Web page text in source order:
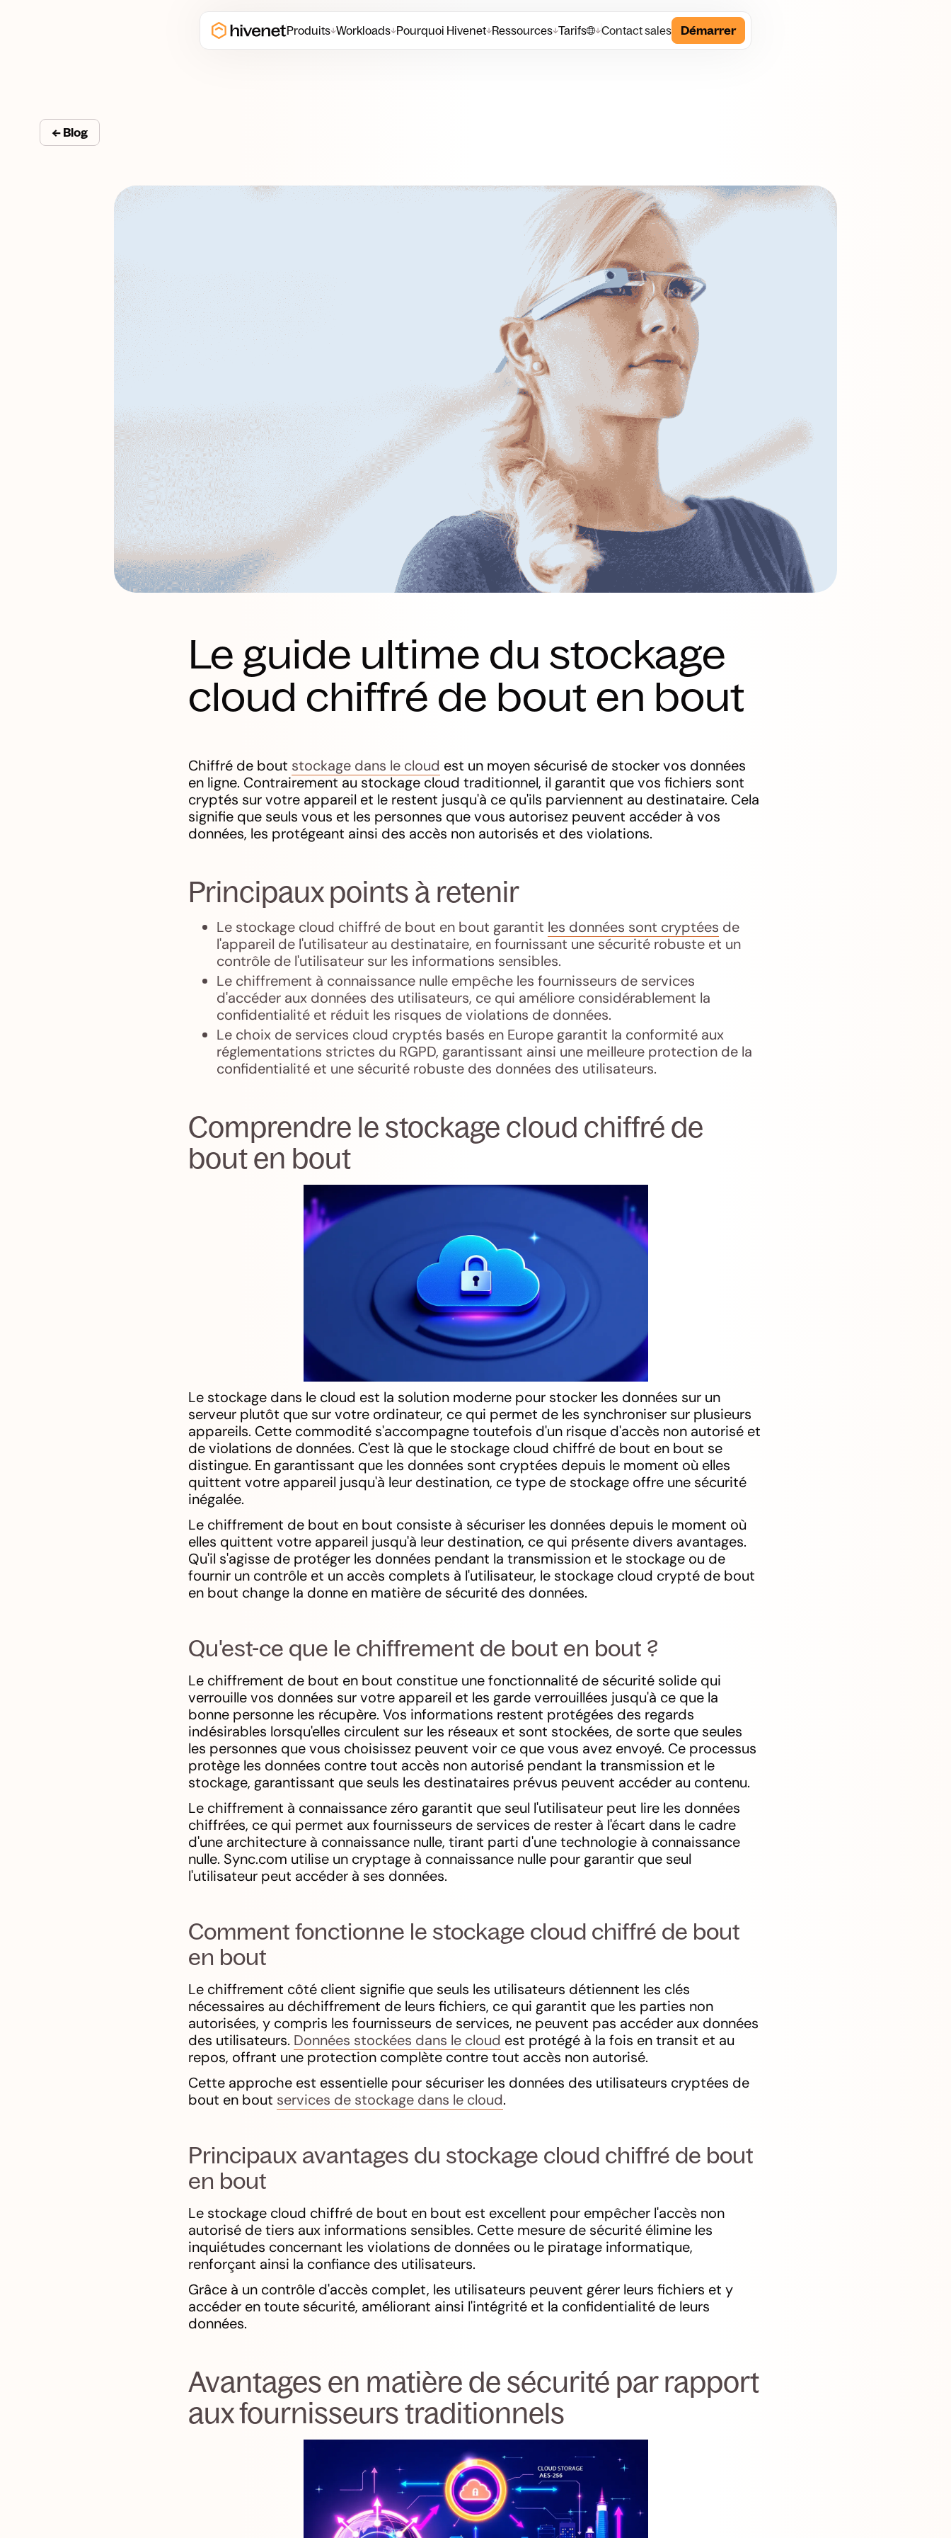
Produits↓Workloads↓Pourquoi Hivenet↓Ressources↓Tarifs ↓Contact sales Démarrer
← Blog
Le guide ultime du stockage
cloud chiffré de bout en bout
Chiffré de bout stockage dans le cloud est un moyen sécurisé de stocker vos données
en ligne. Contrairement au stockage cloud traditionnel, il garantit que vos fichiers sont
cryptés sur votre appareil et le restent jusqu'à ce qu'ils parviennent au destinataire. Cela
signifie que seuls vous et les personnes que vous autorisez peuvent accéder à vos
données, les protégeant ainsi des accès non autorisés et des violations.
Principaux points à retenir
Le stockage cloud chiffré de bout en bout garantit les données sont cryptées de
l'appareil de l'utilisateur au destinataire, en fournissant une sécurité robuste et un
contrôle de l'utilisateur sur les informations sensibles.
Le chiffrement à connaissance nulle empêche les fournisseurs de services
d'accéder aux données des utilisateurs, ce qui améliore considérablement la
confidentialité et réduit les risques de violations de données.
Le choix de services cloud cryptés basés en Europe garantit la conformité aux
réglementations strictes du RGPD, garantissant ainsi une meilleure protection de la
confidentialité et une sécurité robuste des données des utilisateurs.
Comprendre le stockage cloud chiffré de
bout en bout
Le stockage dans le cloud est la solution moderne pour stocker les données sur un
serveur plutôt que sur votre ordinateur, ce qui permet de les synchroniser sur plusieurs
appareils. Cette commodité s'accompagne toutefois d'un risque d'accès non autorisé et
de violations de données. C'est là que le stockage cloud chiffré de bout en bout se
distingue. En garantissant que les données sont cryptées depuis le moment où elles
quittent votre appareil jusqu'à leur destination, ce type de stockage offre une sécurité
inégalée.
Le chiffrement de bout en bout consiste à sécuriser les données depuis le moment où
elles quittent votre appareil jusqu'à leur destination, ce qui présente divers avantages.
Qu'il s'agisse de protéger les données pendant la transmission et le stockage ou de
fournir un contrôle et un accès complets à l'utilisateur, le stockage cloud crypté de bout
en bout change la donne en matière de sécurité des données.
Qu'est-ce que le chiffrement de bout en bout ?
Le chiffrement de bout en bout constitue une fonctionnalité de sécurité solide qui
verrouille vos données sur votre appareil et les garde verrouillées jusqu'à ce que la
bonne personne les récupère. Vos informations restent protégées des regards
indésirables lorsqu'elles circulent sur les réseaux et sont stockées, de sorte que seules
les personnes que vous choisissez peuvent voir ce que vous avez envoyé. Ce processus
protège les données contre tout accès non autorisé pendant la transmission et le
stockage, garantissant que seuls les destinataires prévus peuvent accéder au contenu.
Le chiffrement à connaissance zéro garantit que seul l'utilisateur peut lire les données
chiffrées, ce qui permet aux fournisseurs de services de rester à l'écart dans le cadre
d'une architecture à connaissance nulle, tirant parti d'une technologie à connaissance
nulle. Sync.com utilise un cryptage à connaissance nulle pour garantir que seul
l'utilisateur peut accéder à ses données.
Comment fonctionne le stockage cloud chiffré de bout
en bout
Le chiffrement côté client signifie que seuls les utilisateurs détiennent les clés
nécessaires au déchiffrement de leurs fichiers, ce qui garantit que les parties non
autorisées, y compris les fournisseurs de services, ne peuvent pas accéder aux données
des utilisateurs. Données stockées dans le cloud est protégé à la fois en transit et au
repos, offrant une protection complète contre tout accès non autorisé.
Cette approche est essentielle pour sécuriser les données des utilisateurs cryptées de
bout en bout services de stockage dans le cloud.
Principaux avantages du stockage cloud chiffré de bout
en bout
Le stockage cloud chiffré de bout en bout est excellent pour empêcher l'accès non
autorisé de tiers aux informations sensibles. Cette mesure de sécurité élimine les
inquiétudes concernant les violations de données ou le piratage informatique,
renforçant ainsi la confiance des utilisateurs.
Grâce à un contrôle d'accès complet, les utilisateurs peuvent gérer leurs fichiers et y
accéder en toute sécurité, améliorant ainsi l'intégrité et la confidentialité de leurs
données.
Avantages en matière de sécurité par rapport
aux fournisseurs traditionnels